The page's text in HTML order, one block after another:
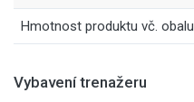
Hmotnost produktu vč. obalu
Vybavení trenažeru